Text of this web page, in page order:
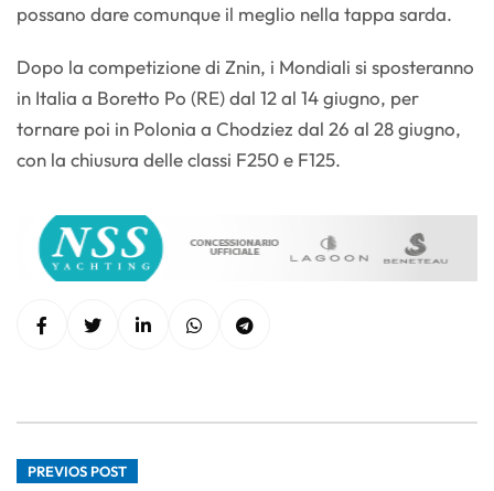
possano dare comunque il meglio nella tappa sarda.
Dopo la competizione di Znin, i Mondiali si sposteranno
in Italia a Boretto Po (RE) dal 12 al 14 giugno, per
tornare poi in Polonia a Chodziez dal 26 al 28 giugno,
con la chiusura delle classi F250 e F125.
PREVIOS POST